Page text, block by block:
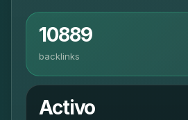
10889
backlinks
Activo